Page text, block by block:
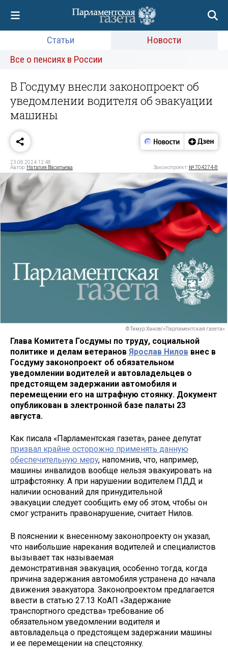
Статьи
Новости
Все о пенсиях в России
В Госдуму внесли законопроект об
уведомлении водителя об эвакуации
машины
23.08.2024 12:48
Автор: Наталия Васильева Законопроект: № 704274-8
© Тимур Ханов/«Парламентская газета»
Глава Комитета Госдумы по труду, социальной
политике и делам ветеранов Ярослав Нилов внес в
Госдуму законопроект об обязательном
уведомлении водителей и автовладельцев о
предстоящем задержании автомобиля и
перемещении его на штрафную стоянку. Документ
опубликован в электронной базе палаты 23
августа.
Как писала «Парламентская газета», ранее депутат
призвал крайне осторожно применять данную
обеспечительную меру, напомнив, что, например,
машины инвалидов вообще нельзя эвакуировать на
штрафстоянку. А при нарушении водителем ПДД и
наличии оснований для принудительной
эвакуации следует сообщить ему об этом, чтобы он
смог устранить правонарушение, считает Нилов.
В пояснении к внесенному законопроекту он указал,
что наибольшие нарекания водителей и специалистов
вызывает так называемая
демонстративная эвакуация, особенно тогда, когда
причина задержания автомобиля устранена до начала
движения эвакуатора. Законопроектом предлагается
ввести в статью 27.13 КоАП «Задержание
транспортного средства» требование об
обязательном уведомлении водителя и
автовладельца о предстоящем задержании машины
и ее перемещении на спецстоянку.